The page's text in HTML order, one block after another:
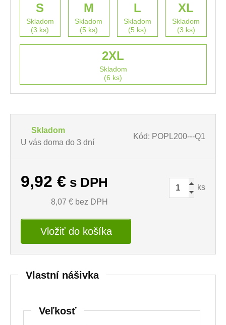
S
Skladom
(3 ks)
M
Skladom
(5 ks)
L
Skladom
(5 ks)
XL
Skladom
(3 ks)
2XL
Skladom
(6 ks)
Skladom
U vás doma do 3 dní
Kód: POPL200---Q1
9,92 € s DPH
8,07 € bez DPH
ks
Vložiť do košíka
Vlastní nášivka
Veľkosť